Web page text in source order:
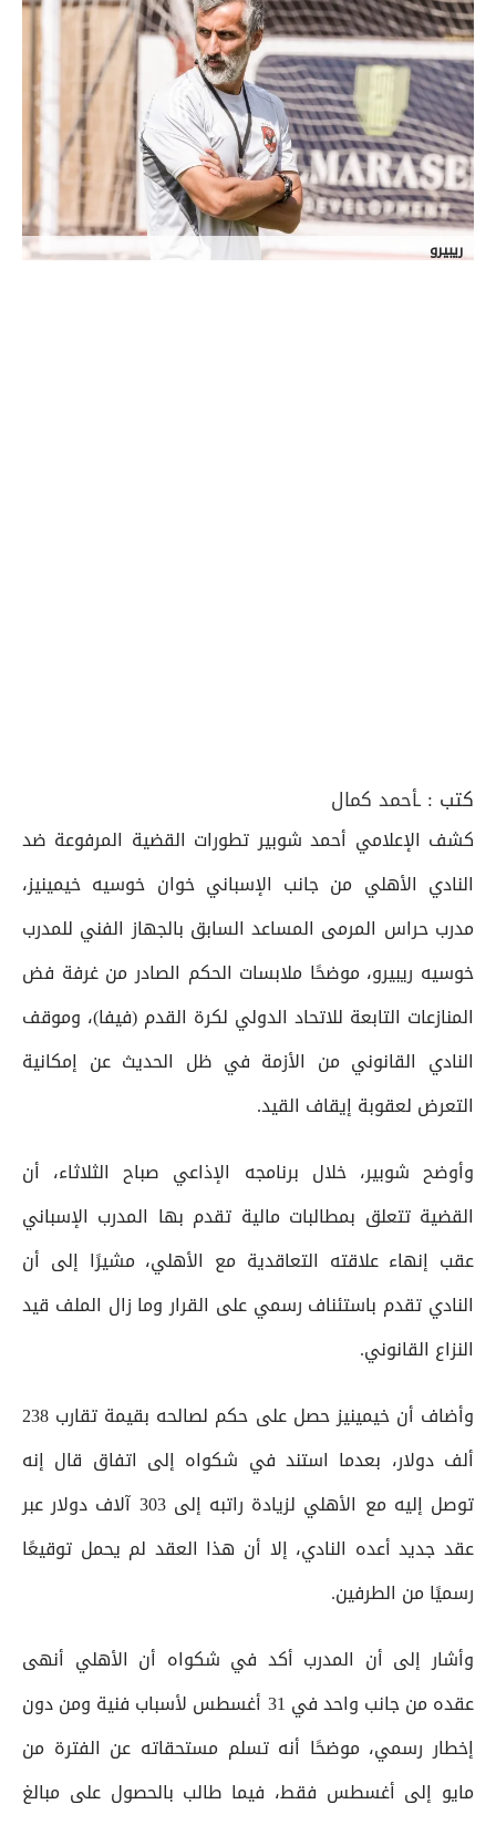
ريبيرو
كتب : ـأحمد كمال
كشف الإعلامي أحمد شوبير تطورات القضية المرفوعة ضد
النادي الأهلي من جانب الإسباني خوان خوسيه خيمينيز،
مدرب حراس المرمى المساعد السابق بالجهاز الفني للمدرب
خوسيه ريبيرو، موضحًا ملابسات الحكم الصادر من غرفة فض
المنازعات التابعة للاتحاد الدولي لكرة القدم (فيفا)، وموقف
النادي القانوني من الأزمة في ظل الحديث عن إمكانية
التعرض لعقوبة إيقاف القيد.
وأوضح شوبير، خلال برنامجه الإذاعي صباح الثلاثاء، أن
القضية تتعلق بمطالبات مالية تقدم بها المدرب الإسباني
عقب إنهاء علاقته التعاقدية مع الأهلي، مشيرًا إلى أن
النادي تقدم باستئناف رسمي على القرار وما زال الملف قيد
النزاع القانوني.
وأضاف أن خيمينيز حصل على حكم لصالحه بقيمة تقارب 238
ألف دولار، بعدما استند في شكواه إلى اتفاق قال إنه
توصل إليه مع الأهلي لزيادة راتبه إلى 303 آلاف دولار عبر
عقد جديد أعده النادي، إلا أن هذا العقد لم يحمل توقيعًا
رسميًا من الطرفين.
وأشار إلى أن المدرب أكد في شكواه أن الأهلي أنهى
عقده من جانب واحد في 31 أغسطس لأسباب فنية ومن دون
إخطار رسمي، موضحًا أنه تسلم مستحقاته عن الفترة من
مايو إلى أغسطس فقط، فيما طالب بالحصول على مبالغ